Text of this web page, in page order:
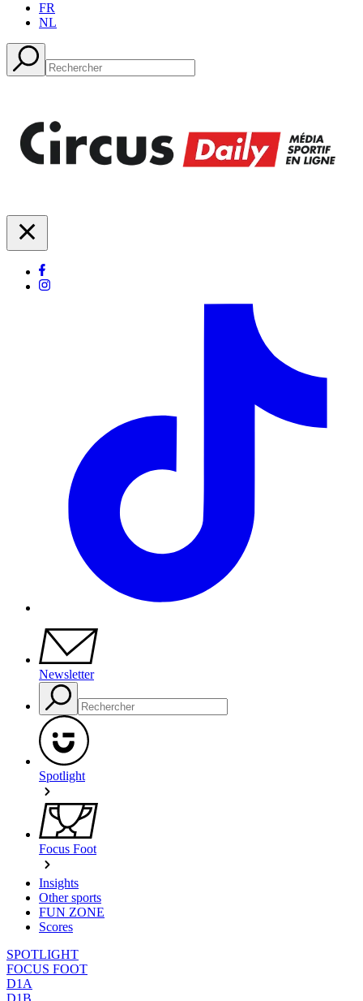
FR
NL
Newsletter
Spotlight
Focus Foot
Insights
Other sports
FUN ZONE
Scores
SPOTLIGHT
FOCUS FOOT
D1A
D1B